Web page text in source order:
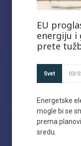
EU
energiju i
prete
Svet 03/
Energetske
mogle bi se
prema
sredu.